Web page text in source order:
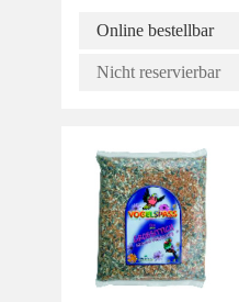
Online bestellbar
Nicht reservierbar